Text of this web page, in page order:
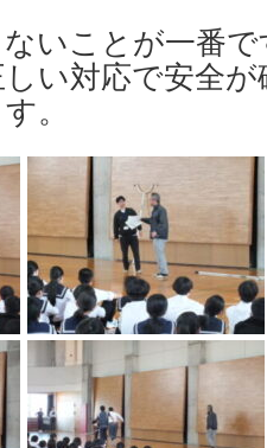
いことが一番
い対応で安全
。